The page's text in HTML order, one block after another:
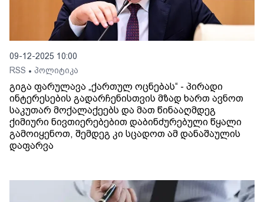
09-12-2025 10:00
RSS • პოლიტიკა
გიგა ფარულავა „ქართულ ოცნებას“ - პირადი
ინტერესების გადარჩენისთვის მზად ხართ ავნოთ
საკუთარ მოქალაქეებს და მათ წინააღმდეგ
ქიმიური ნივთიერებებით დაბინძურებული წყალი
გამოიყენოთ, შემდეგ კი სცადოთ ამ დანაშაულის
დაფარვა